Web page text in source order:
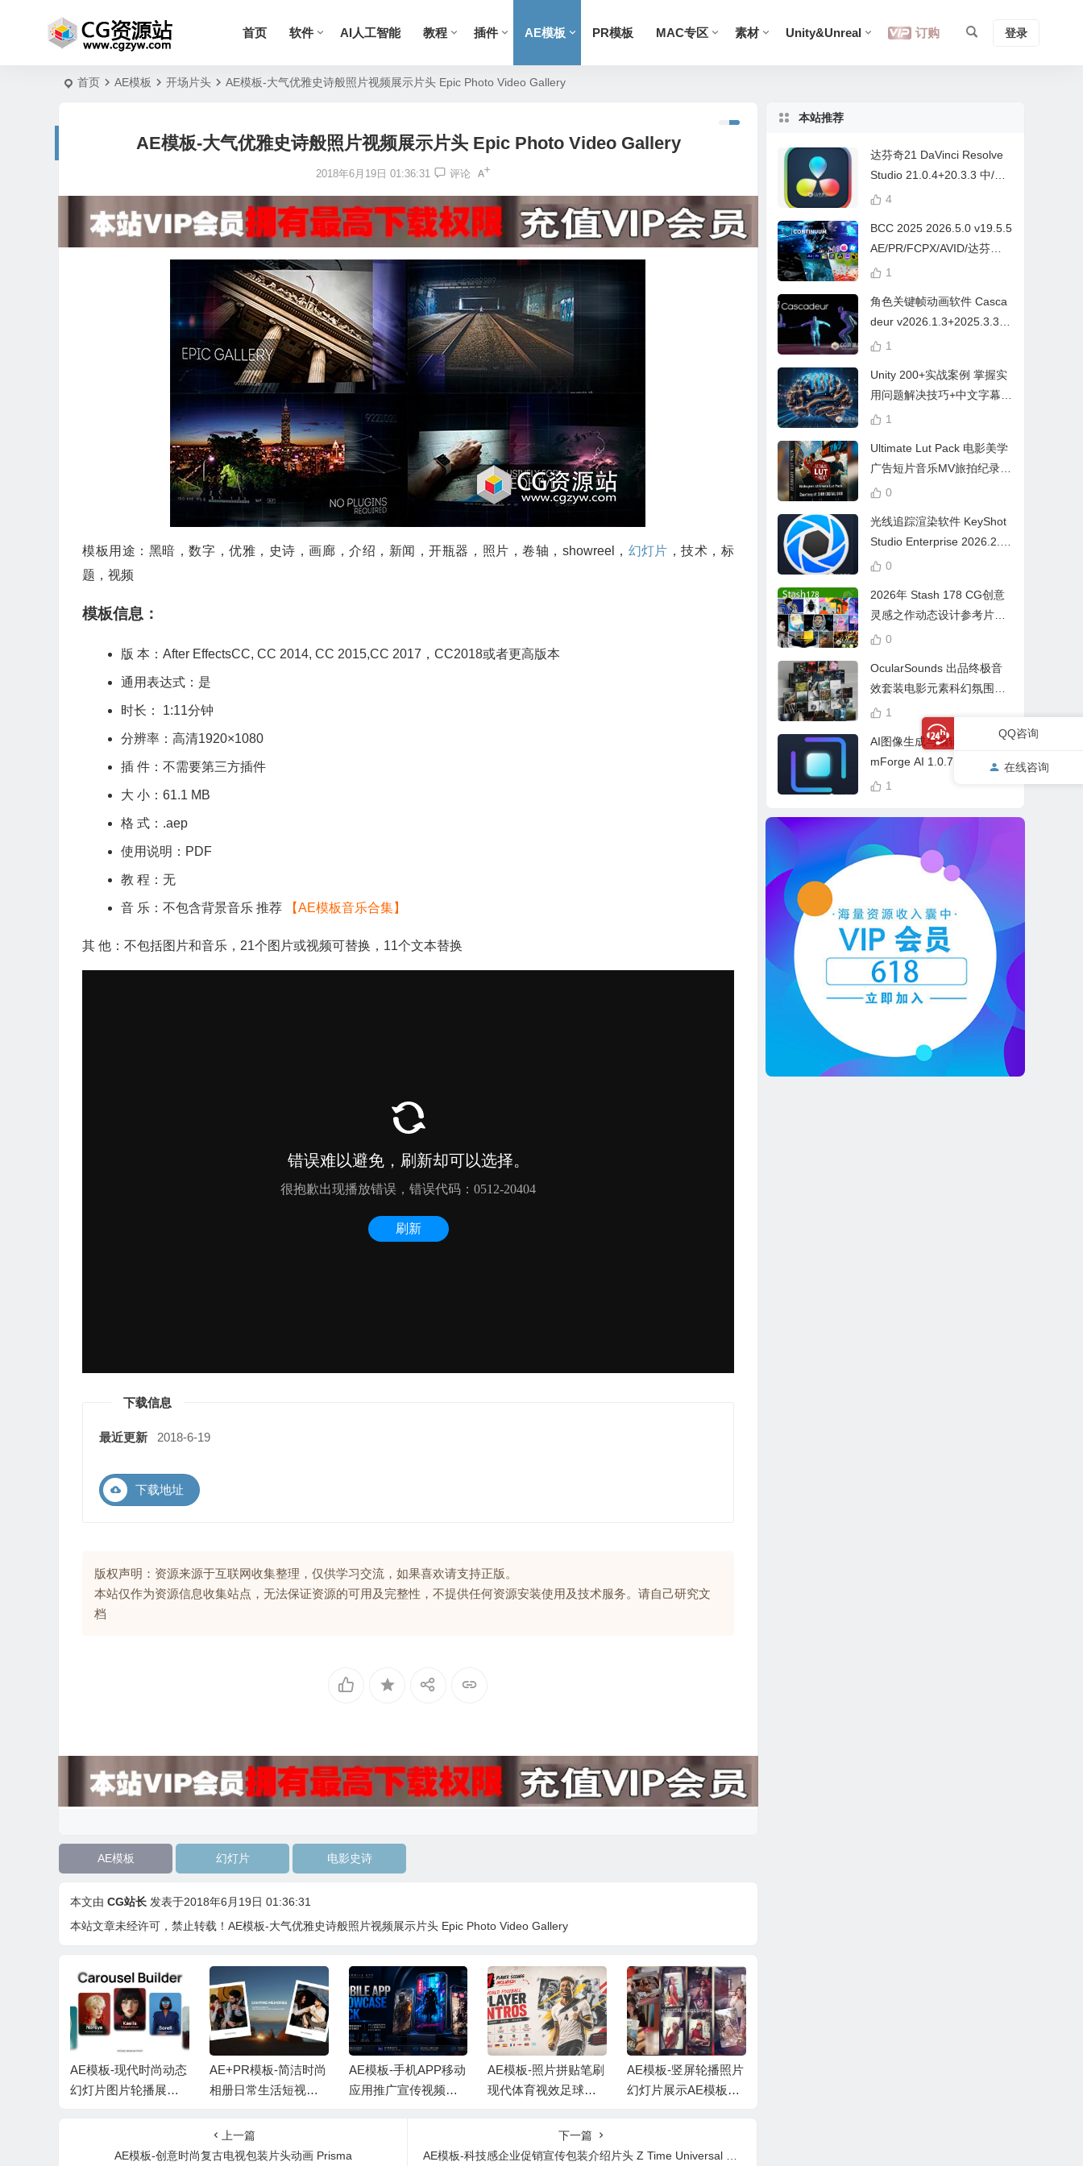
首页 软件 AI人工智能 教程 插件 AE模板 PR模板 MAC专区 素材 Unity&Unreal 订购 登录
首页 AE模板 开场片头 AE模板-大气优雅史诗般照片视频展示片头 Epic Photo Video Gallery
AE模板-大气优雅史诗般照片视频展示片头 Epic Photo Video Gallery
2018年6月19日 01:36:31 评论
模板用途：黑暗，数字，优雅，史诗，画廊，介绍，新闻，开瓶器，照片，卷轴，showreel，幻灯片 ，技术，标
题，视频
模板信息：
版 本：After EffectsCC, CC 2014, CC 2015,CC 2017，CC2018或者更高版本
通用表达式：是
时长： 1:11分钟
分辨率：高清1920×1080
插 件：不需要第三方插件
大 小：61.1 MB
格 式：.aep
使用说明：PDF
教 程：无
音 乐：不包含背景音乐 推荐 【AE模板音乐合集】
其 他：不包括图片和音乐，21个图片或视频可替换，11个文本替换
下载信息
最近更新 2018-6-19
下载地址
版权声明：资源来源于互联网收集整理，仅供学习交流，如果喜欢请支持正版。
本站仅作为资源信息收集站点，无法保证资源的可用及完整性，不提供任何资源安装使用及技术服务。请自己研究文
档
AE模板 幻灯片 电影史诗
本文由 CG站长 发表于2018年6月19日 01:36:31
本站文章未经许可，禁止转载！ AE模板-大气优雅史诗般照片视频展示片头 Epic Photo Video Gallery
AE模板-现代时尚动态
幻灯片图片轮播展示
AE+PR模板-简洁时尚
相册日常生活短视频
音乐
AE模板-手机APP移动
应用推广宣传视频展
AE模板-照片拼贴笔刷
现代体育视效足球运
AE模板-竖屏轮播照片
幻灯片展示AE模板
上一篇
AE模板-创意时尚复古电视包装片头动画 Prisma
下一篇
AE模板-科技感企业促销宣传包装介绍片头 Z Time Universal Corporate Promo
本站推荐
达芬奇21 DaVinci Resolve
Studio 21.0.4+20.3.3 中/英
文 Win/Mac
4
BCC 2025 2026.5.0 v19.5.5
AE/PR/FCPX/AVID/达芬奇
视频特效插件Continuum Wi
1
角色关键帧动画软件 Casca
deur v2026.1.3+2025.3.3
Win/Mac+中文字幕教程
1
Unity 200+实战案例 掌握实
用问题解决技巧+中文字幕 L
earn Problem Solving
1
Ultimate Lut Pack 电影美学
广告短片音乐MV旅拍纪录片
视频调色预设
0
光线追踪渲染软件 KeyShot
Studio Enterprise 2026.2.1
Win中文版
0
2026年 Stash 178 CG创意
灵感之作动态设计参考片广
告视频动画短片合集
0
OcularSounds 出品终极音
效套装电影元素科幻氛围冲
击无人机音效素材包 Full Ac
cess Bundle
1
AI图像生成与编辑软件 Drea
mForge AI 1.0.7 中英文多
语言 Win 本地离线运行
1
QQ咨询
在线咨询